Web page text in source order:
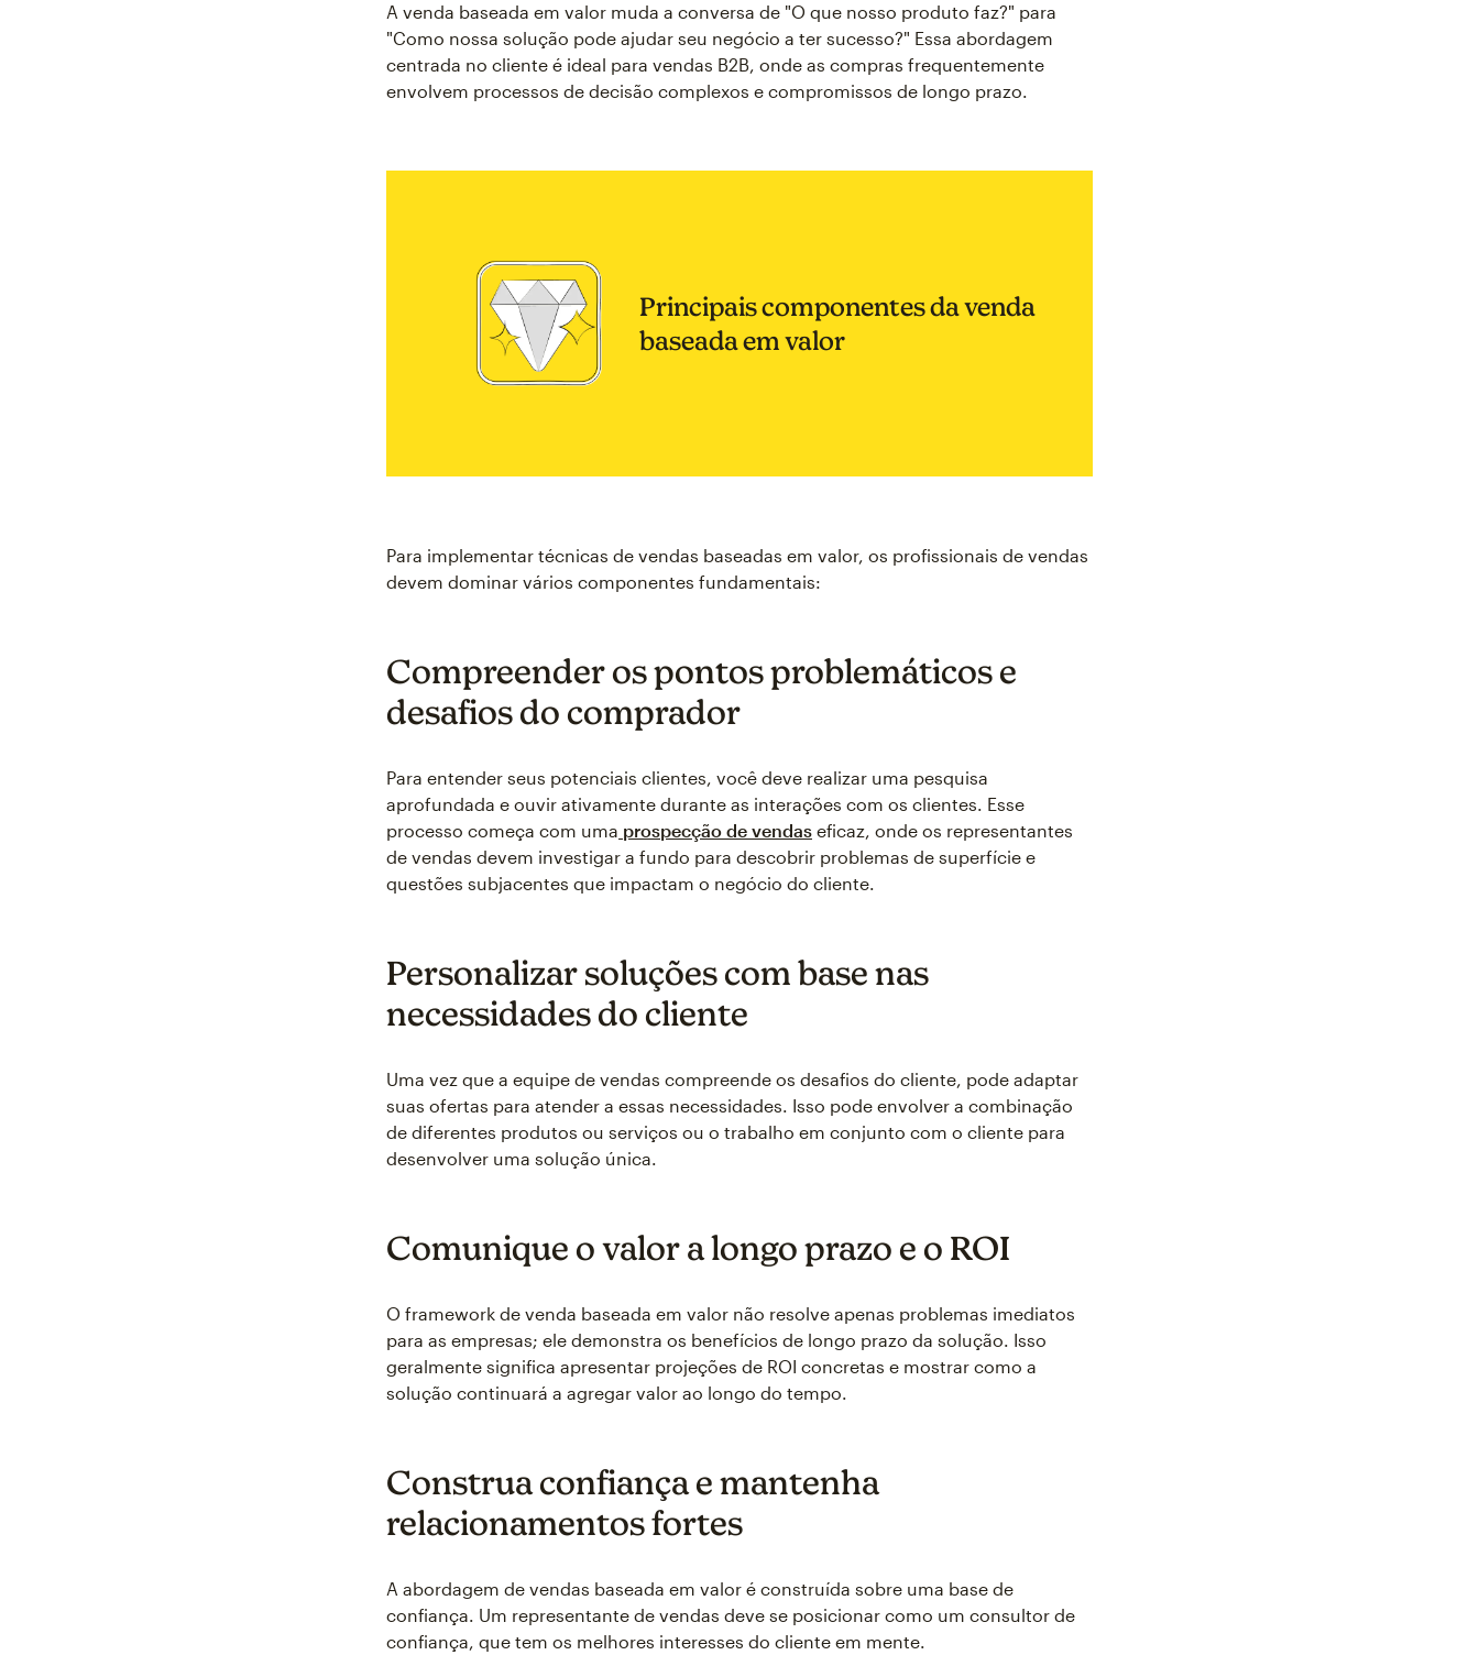
A venda baseada em valor muda a conversa de "O que nosso produto faz?" para
"Como nossa solução pode ajudar seu negócio a ter sucesso?" Essa abordagem
centrada no cliente é ideal para vendas B2B, onde as compras frequentemente
envolvem processos de decisão complexos e compromissos de longo prazo.
Principais componentes da venda
baseada em valor
Para implementar técnicas de vendas baseadas em valor, os profissionais de vendas
devem dominar vários componentes fundamentais:
Compreender os pontos problemáticos e
desafios do comprador
Para entender seus potenciais clientes, você deve realizar uma pesquisa
aprofundada e ouvir ativamente durante as interações com os clientes. Esse
processo começa com uma prospecção de vendas eficaz, onde os representantes
de vendas devem investigar a fundo para descobrir problemas de superfície e
questões subjacentes que impactam o negócio do cliente.
Personalizar soluções com base nas
necessidades do cliente
Uma vez que a equipe de vendas compreende os desafios do cliente, pode adaptar
suas ofertas para atender a essas necessidades. Isso pode envolver a combinação
de diferentes produtos ou serviços ou o trabalho em conjunto com o cliente para
desenvolver uma solução única.
Comunique o valor a longo prazo e o ROI
O framework de venda baseada em valor não resolve apenas problemas imediatos
para as empresas; ele demonstra os benefícios de longo prazo da solução. Isso
geralmente significa apresentar projeções de ROI concretas e mostrar como a
solução continuará a agregar valor ao longo do tempo.
Construa confiança e mantenha
relacionamentos fortes
A abordagem de vendas baseada em valor é construída sobre uma base de
confiança. Um representante de vendas deve se posicionar como um consultor de
confiança, que tem os melhores interesses do cliente em mente.